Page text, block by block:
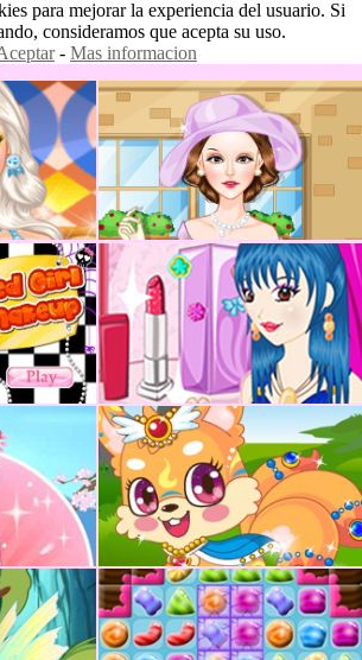
para mejorar la experiencia del usuario. Si
consideramos que acepta su uso.
- Mas informacion